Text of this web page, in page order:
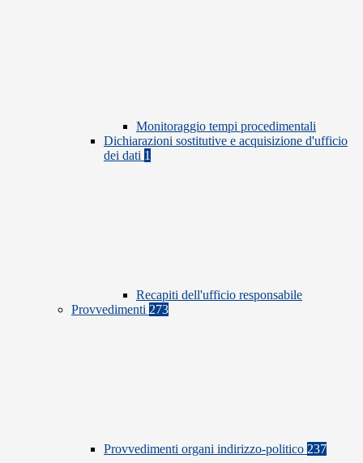
Monitoraggio tempi procedimentali
Dichiarazioni sostitutive e acquisizione d'ufficio
dei dati 1
Recapiti dell'ufficio responsabile
Provvedimenti 273
Provvedimenti organi indirizzo-politico 237